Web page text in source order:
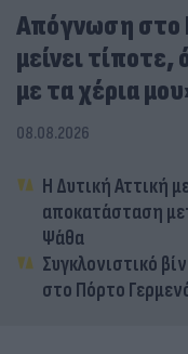
Απόγνωση στο
μείνει
με τα χέρια
08.08.2026
Η Δυτική Αττική
αποκατάσταση
Ψάθα
Συγκλονιστικό
στο Πόρτο